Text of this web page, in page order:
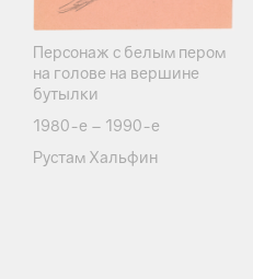
Персонаж с белым пером
на голове на вершине
бутылки
1980-е – 1990-е
Рустам Хальфин